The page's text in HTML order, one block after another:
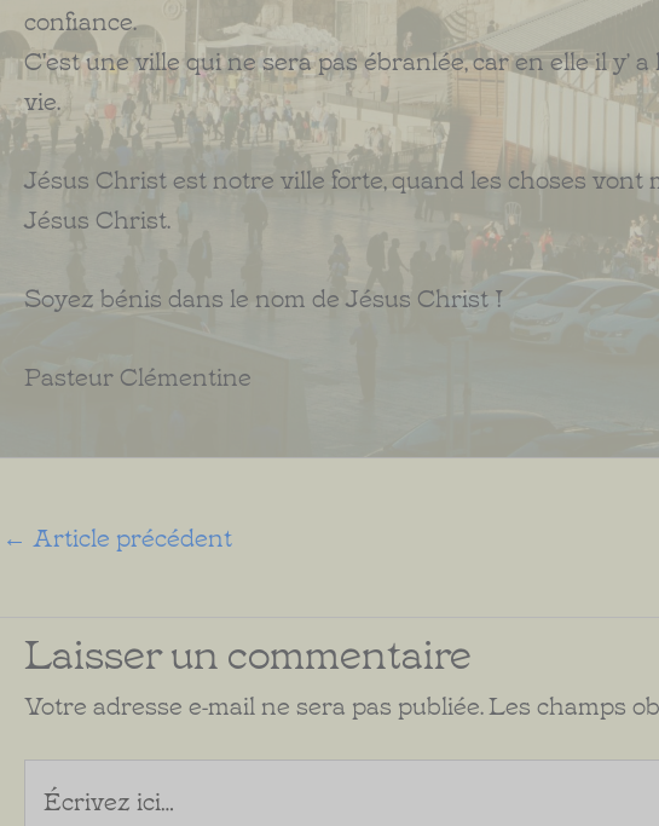
confiance.
C'est une ville qui ne sera pas ébranlée, car en elle il y’
vie.
Jésus Christ est notre ville forte, quand les choses vont
Jésus Christ.
Soyez bénis dans le nom de Jésus Christ !
Pasteur Clémentine
← Article précédent
Laisser un commentaire
Votre adresse e-mail ne sera pas publiée.Les champs
Écrivez
ici…